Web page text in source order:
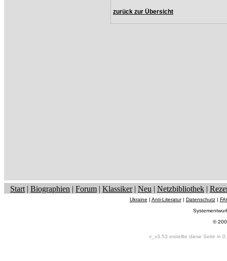
zurück zur Übersicht
Start | Biographien | Forum | Klassiker| Neu | Netzbibliothek |
Ukraine | Anti-Literatur| Datenschutz|
©
v_v3.53 erstellte diese Seite in